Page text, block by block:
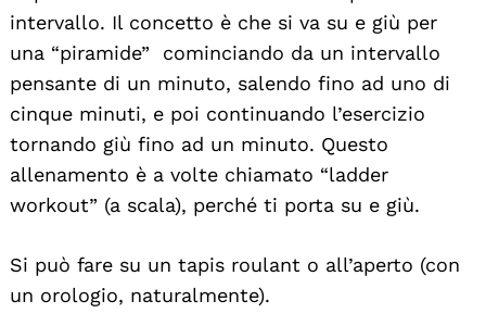
intervallo. Il concetto è che si va su e giù per
una “piramide” cominciando da un intervallo
pensante di un minuto, salendo fino ad uno di
cinque minuti, e poi continuando l’esercizio
tornando giù fino ad un minuto. Questo
allenamento è a volte chiamato “ladder
workout” (a scala), perché ti porta su e giù.
Si può fare su un tapis roulant o all’aperto (con
un orologio, naturalmente).